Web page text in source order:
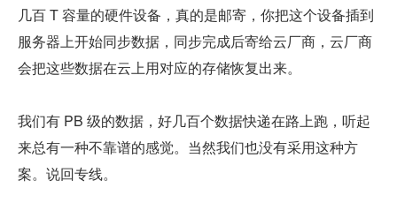
几百 T 容量的硬件设备，真的是邮寄，你把这个设备插到
服务器上开始同步数据，同步完成后寄给云厂商，云厂商
会把这些数据在云上用对应的存储恢复出来。
我们有 PB 级的数据，好几百个数据快递在路上跑，听起
来总有一种不靠谱的感觉。当然我们也没有采用这种方
案。说回专线。